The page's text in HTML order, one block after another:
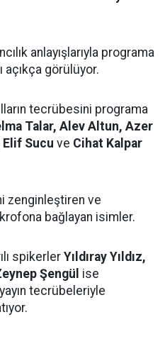
anlayışlarıyla programa
açıkça görülüyor.
tecrübesini programa
Talar, Alev Altun, Azer
Elif Sucu ve Cihat Kalpar
zenginleştiren ve
bağlayan isimler.
spikerler Yıldıray Yıldız,
Şengül ise
tecrübeleriyle